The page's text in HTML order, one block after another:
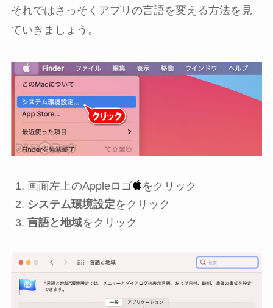
それではさっそくアプリの言語を変える方法を見
ていきましょう。
画面左上のAppleロゴ
をクリック
システム環境設定をクリック
言語と地域をクリック